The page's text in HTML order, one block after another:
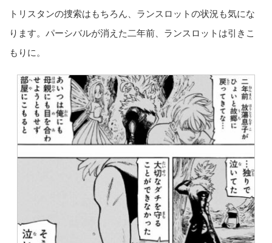
トリスタンの捜索はもちろん、ランスロットの状況も気にな
ります。パーシバルが消えた二年前、ランスロットは引きこ
もりに。